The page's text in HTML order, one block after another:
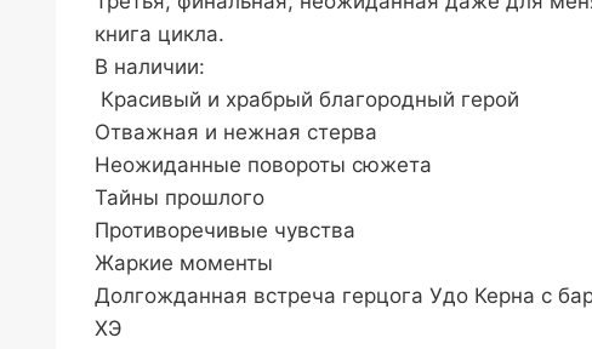
книга цикла.
В наличии:
Красивый и храбрый благородный герой
Отважная и нежная стерва
Неожиданные повороты сюжета
Тайны прошлого
Противоречивые чувства
Жаркие моменты
Долгожданная встреча герцога Удо Керна с
ХЭ